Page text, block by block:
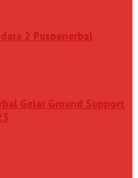
2 Puspenerbal
Gelar Ground Support